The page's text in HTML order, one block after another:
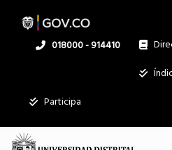
Abiertas
las
contenido
Linea
018000 - 914410
Participa